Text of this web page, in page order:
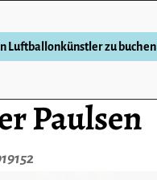
Paulsen
Luftballonkünstler zu buchen